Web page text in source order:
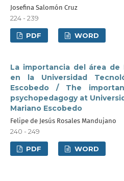
Josefina Salomón Cruz
224 - 239
PDF WORD
La importancia del área de
en la Universidad
Escobedo / The
psychopedagogy at
Mariano Escobedo
Felipe de Jesús Rosales Mandujano
240 - 249
PDF WORD